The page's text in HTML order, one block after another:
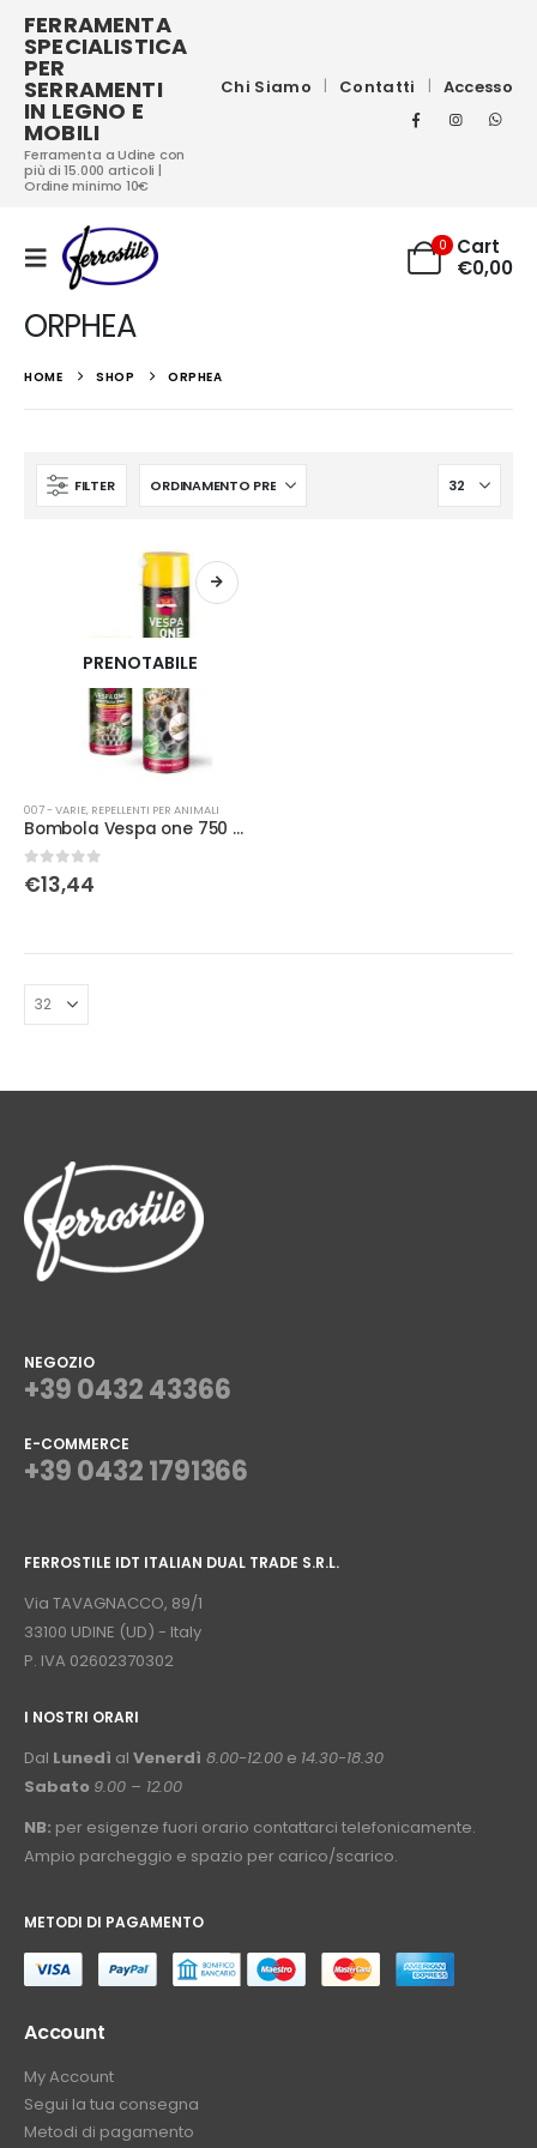
FERRAMENTA
SPECIALISTICA
PER
SERRAMENTI
IN LEGNO E
MOBILI
Ferramenta a Udine con
più di 15.000 articoli |
Ordine minimo 10€
Chi Siamo Contatti Accesso
0
Cart
€0,00
ORPHEA
HOME SHOP ORPHEA
FILTER
PRENOTABILE
007 - VARIE, REPELLENTI PER ANIMALI
Bombola Vespa one 750 ml raggio 4 mt
0Su 5
€13,44
NEGOZIO
+39 0432 43366
E-COMMERCE
+39 0432 1791366
FERROSTILE IDT ITALIAN DUAL TRADE S.R.L.
Via TAVAGNACCO, 89/1
33100 UDINE (UD) - Italy
P. IVA 02602370302
I NOSTRI ORARI
Dal Lunedì al Venerdì 8.00-12.00 e 14.30-18.30
Sabato 9.00 – 12.00
NB: per esigenze fuori orario contattarci telefonicamente.
Ampio parcheggio e spazio per carico/scarico.
METODI DI PAGAMENTO
Account
My Account
Segui la tua consegna
Metodi di pagamento